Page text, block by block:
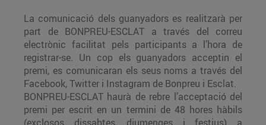
La comunicació dels guanyadors es realitzarà per
part de BONPREU-ESCLAT a través del correu
electrònic facilitat pels participants a l’hora de
registrar-se. Un cop els guanyadors acceptin el
premi, es comunicaran els seus noms a través del
Facebook, Twitter i Instagram de Bonpreu i Esclat.
BONPREU-ESCLAT haurà de rebre l’acceptació del
premi per escrit en un termini de 48 hores hàbils